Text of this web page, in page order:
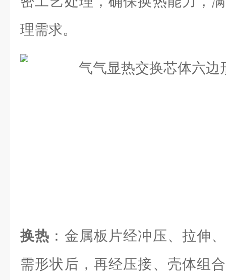
理需求。
换热 ：金属板片经冲压、拉伸
需形状后，再经压接、壳体组